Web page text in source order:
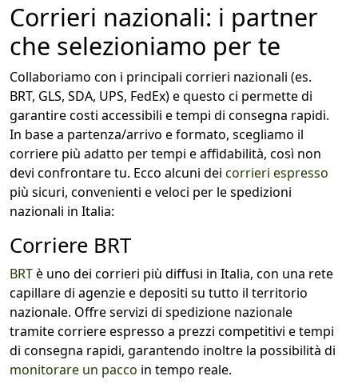
Corrieri nazionali: i partner
che selezioniamo per te
Collaboriamo con i principali corrieri nazionali (es.
BRT, GLS, SDA, UPS, FedEx) e questo ci permette di
garantire costi accessibili e tempi di consegna rapidi.
In base a partenza/arrivo e formato, scegliamo il
corriere più adatto per tempi e affidabilità, così non
devi confrontare tu. Ecco alcuni dei corrieri espresso
più sicuri, convenienti e veloci per le spedizioni
nazionali in Italia:
Corriere BRT
BRTè uno dei corrieri più diffusi in Italia, con una rete
capillare di agenzie e depositi su tutto il territorio
nazionale. Offre servizi di spedizione nazionale
tramite corriere espresso a prezzi competitivi e tempi
di consegna rapidi, garantendo inoltre la possibilità di
monitorare un pacco in tempo reale.